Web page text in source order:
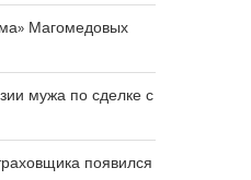
Магомедовых
мужа по сделке с
появился